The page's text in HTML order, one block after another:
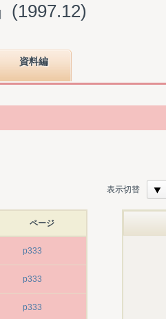
(1997.12)
資料編
表示切替
ページ
p333
p333
p333